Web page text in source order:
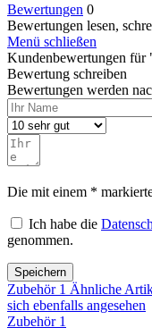
Bewertungen 0
Bewertungen lesen,
Menü schließen
Kundenbewertungen für
Bewertung schreiben
Bewertungen werden
Die mit einem *
Ich habe die
genommen.
Speichern
Zubehör 1 Ähnliche
sich ebenfalls angesehen
Zubehör 1